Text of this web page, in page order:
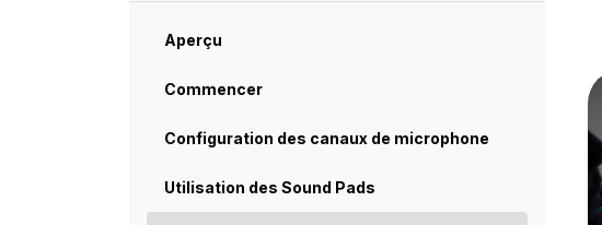
Aperçu
Commencer
Configuration des canaux de microphone
Utilisation des Sound Pads